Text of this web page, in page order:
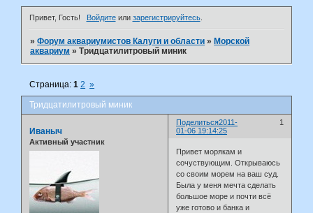
Привет, Гость! Войдитеили зарегистрируйтесь.
»Форум аквариумистов Калуги и области » Морской
аквариум »Тридцатилитровый миник
Тридцатилитровый миник
Страница:1 2 »
Поделиться 1
2011-
01-06 19:14:25
Иваныч
Активный участник
Привет морякам и
сочуствующим. Открываюсь
со своим морем на ваш суд.
Была у меня мечта сделать
большое море и почти всё
уже готово и банка и